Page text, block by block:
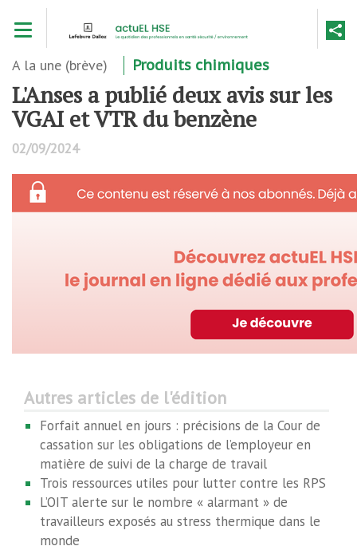
contenu
A la une (brève) Produits chimiques
L'Anses a publié deux avis sur les
VGAI et VTR du benzène
02/09/2024
Autres articles de l'édition
Forfait annuel en jours : précisions de la Cour de
cassation sur les obligations de l’employeur en
matière de suivi de la charge de travail
Trois ressources utiles pour lutter contre les RPS
L’OIT alerte sur le nombre « alarmant » de
travailleurs exposés au stress thermique dans le
monde